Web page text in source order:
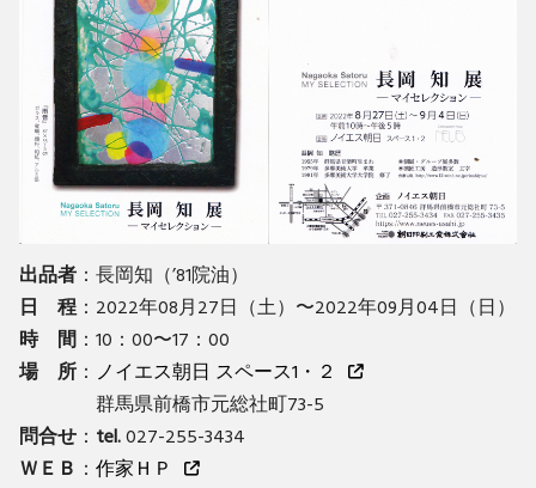
出品者 ：長岡知（’81院油）
日 程：2022年08月27日（土）〜2022年09月04日（日）
時 間 ：10：00〜17：00
場 所 ： ノイエス朝日 スペース1・２
群馬県前橋市元総社町73-5
問合せ ： tel.027-255-3434
ＷＥＢ ： 作家ＨＰ